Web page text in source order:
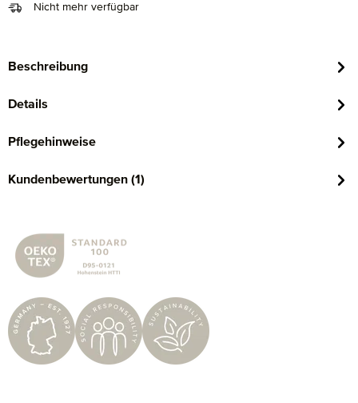
Nicht mehr verfügbar
Beschreibung
Details
Pflegehinweise
Kundenbewertungen (1)